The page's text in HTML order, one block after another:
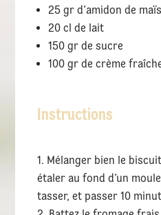
25 gr d’amidon de
20 cl de lait
150 gr de sucre
100 gr de crème
Instructions
Mélanger bien le
étaler au fond d’un
tasser, et passer 10